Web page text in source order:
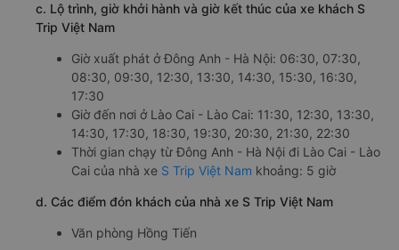
c. Lộ trình, giờ khởi hành và giờ kết thúc của xe khách S
Trip Việt Nam
Giờ xuất phát ở Đông Anh - Hà Nội: 06:30, 07:30,
08:30, 09:30, 12:30, 13:30, 14:30, 15:30, 16:30,
17:30
Giờ đến nơi ở Lào Cai - Lào Cai: 11:30, 12:30, 13:30,
14:30, 17:30, 18:30, 19:30, 20:30, 21:30, 22:30
Thời gian chạy từ Đông Anh - Hà Nội đi Lào Cai - Lào
Cai của nhà xe S Trip Việt Nam khoảng: 5 giờ
d. Các điểm đón khách của nhà xe S Trip Việt Nam
Văn phòng Hồng Tiến